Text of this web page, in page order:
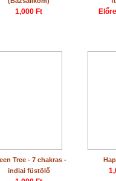
1,000 Ft
Tree - 7 chakras -
indiai füstölő